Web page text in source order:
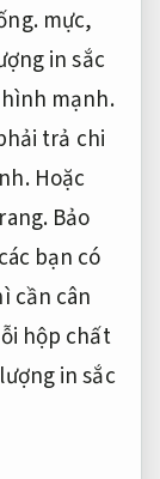
mực,
in sắc
mạnh.
trả chi
Hoặc
Bảo
bạn có
cần cân
hộp chất
in sắc